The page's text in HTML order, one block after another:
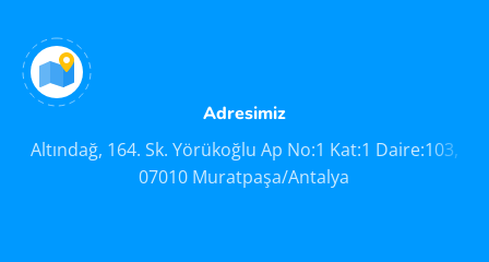
Adresimiz
Altındağ, 164. Sk. Yörükoğlu Ap No:1 Kat:1 Daire:103,
07010 Muratpaşa/Antalya